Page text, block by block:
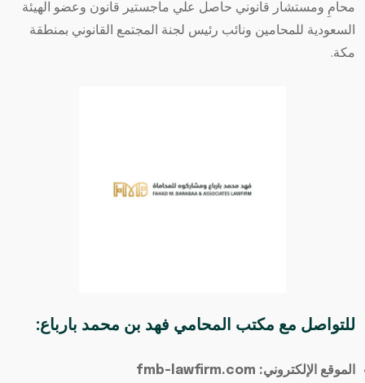
محامِ ومستشار قانوني حاصل علي ماجستير قانون وعضو الهيئة
السعودية للمحامين ونائب رئيس لجنة المجتمع القانوني بمنطقة
مكة.
للتواصل مع مكتب المحامي فهد بن محمد بارباع:
الموقع الإلكتروني: fmb-lawfirm.com